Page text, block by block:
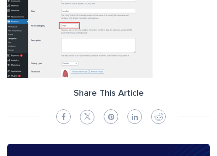
Share This Article